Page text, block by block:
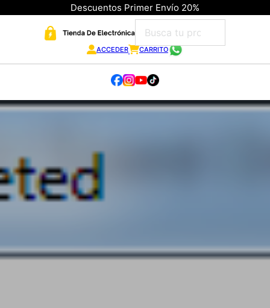
Descuentos Primer Envío 20%
ACCEDER CARRITO